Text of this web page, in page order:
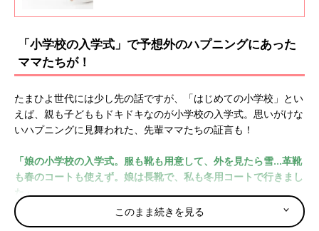
もお話をお聞きしました。
「小学校の入学式」で予想外のハプニングにあった
ママたちが！
たまひよ世代には少し先の話ですが、「はじめての小学校」とい
えば、親も子どももドキドキなのが小学校の入学式。思いがけな
いハプニングに見舞われた、先輩ママたちの証言も！
「娘の小学校の入学式。服も靴も用意して、外を見たら雪…革靴
も春のコートも使えず。娘は長靴で、私も冬用コートで行きまし
た」
「息子の上履きを忘れたことに気づき、走って家まで取りに戻り
このまま続きを見る